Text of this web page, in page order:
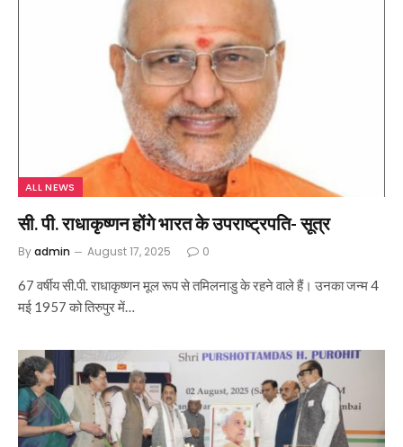
ALL NEWS
सी. पी. राधाकृष्णन होंगे भारत के उपराष्ट्रपति- सूत्र
Byadmin August 17, 2025 0
67 वर्षीय सी.पी. राधाकृष्णन मूल रूप से तमिलनाडु के रहने वाले हैं। उनका जन्म 4
मई 1957 को तिरुपुर में…